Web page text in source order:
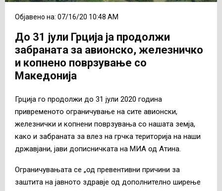
Објавено на: 07/16/20 10:48 AM
До 31 јули Грција ја продолжи
забраната за авионско, железничко
и копнено поврзување со
Македонија
Грција го продолжи до 31 јули 2020 година
привременото ограничување на сите авионски,
железнички и копнени поврзувања со нашата земја,
како и забраната за влез на грчка територија на наши
државјани, јави дописничката на МИА од Атина.
Ограничувањата се „од превентивни причини за
заштита на јавното здравје од дополнително ширење